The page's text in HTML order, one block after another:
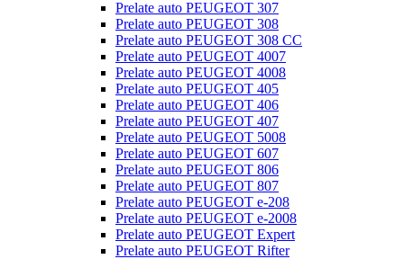
Prelate auto PEUGEOT 307
Prelate auto PEUGEOT 308
Prelate auto PEUGEOT 308 CC
Prelate auto PEUGEOT 4007
Prelate auto PEUGEOT 4008
Prelate auto PEUGEOT 405
Prelate auto PEUGEOT 406
Prelate auto PEUGEOT 407
Prelate auto PEUGEOT 5008
Prelate auto PEUGEOT 607
Prelate auto PEUGEOT 806
Prelate auto PEUGEOT 807
Prelate auto PEUGEOT e-208
Prelate auto PEUGEOT e-2008
Prelate auto PEUGEOT Expert
Prelate auto PEUGEOT Rifter